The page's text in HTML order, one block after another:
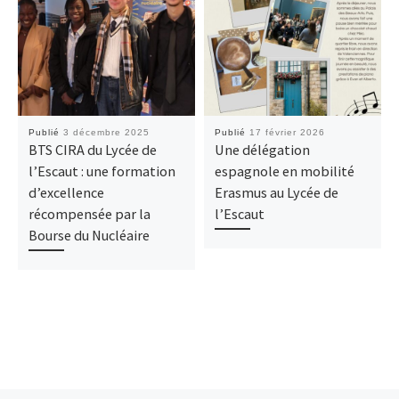
Publié 3 décembre 2025
BTS CIRA du Lycée de
l’Escaut : une formation
d’excellence
récompensée par la
Bourse du Nucléaire
Publié 17 février 2026
Une délégation
espagnole en mobilité
Erasmus au Lycée de
l’Escaut